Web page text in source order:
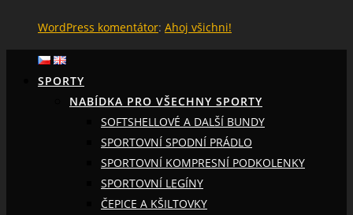
WordPress komentátor: Ahoj všichni!
SPORTY
NABÍDKA PRO VŠECHNY SPORTY
SOFTSHELLOVÉ A DALŠÍ BUNDY
SPORTOVNÍ SPODNÍ PRÁDLO
SPORTOVNÍ KOMPRESNÍ PODKOLENKY
SPORTOVNÍ LEGÍNY
ČEPICE A KŠILTOVKY